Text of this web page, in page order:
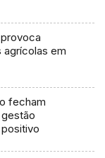
agrícolas em
fecham